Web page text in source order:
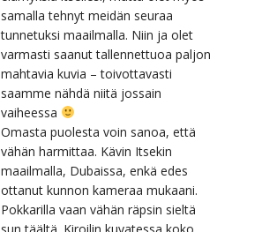
samalla tehnyt meidän seuraa
tunnetuksi maailmalla. Niin ja olet
varmasti saanut tallennettuoa paljon
mahtavia kuvia – toivottavasti
saamme nähdä niitä jossain
vaiheessa
Omasta puolesta voin sanoa, että
vähän harmittaa. Kävin Itsekin
maailmalla, Dubaissa, enkä edes
ottanut kunnon kameraa mukaani.
Pokkarilla vaan vähän räpsin sieltä
sun täältä. Kiroilin kuvatessa koko